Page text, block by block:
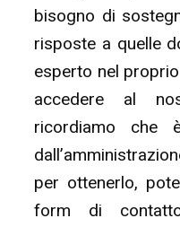
bisogno di
risposte a quelle
esperto nel
accedere al
ricordiamo che
per ottenerlo,
form di